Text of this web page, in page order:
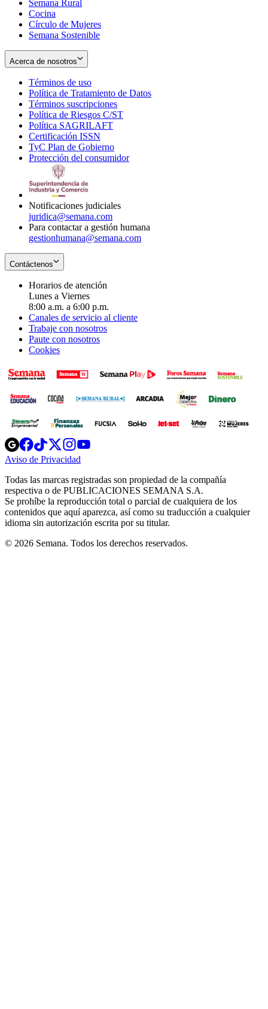
Semana Rural
Cocina
Círculo de Mujeres
Semana Sostenible
Acerca de nosotros
Términos de uso
in
new
window
Política de Tratamiento de Datos
Términos suscripciones
in
Política de Riesgos C/ST
Política SAGRILAFT
new
window
Certificación ISSN
in
new
TyC Plan de Gobierno
in
Protección del consumidorOpens
Notificaciones judiciales
juridica@semana.com
Para contactar a gestión humana
gestionhumana@semana.com
Contáctenos
Horarios de atención
Lunes a Viernes
8:00 a.m. a 6:00 p.m.
Canales de servicio al cliente
Trabaje con nosotros
Paute con nosotros
Cookies
Opens
in
new
Opens
in
new
Opens
in
new
window
Opens
new
windowwindow
Aviso de Privacidad
new
window
Todas las marcas registradas son propiedad de la compañía
respectiva o de PUBLICACIONES SEMANA S.A.
Se prohíbe la reproducción total o parcial de cualquiera de los
contenidos que aquí aparezca, así como su traducción a cualquier
idioma sin autorización escrita por su titular.
© 2026 Semana. Todos los derechos reservados.